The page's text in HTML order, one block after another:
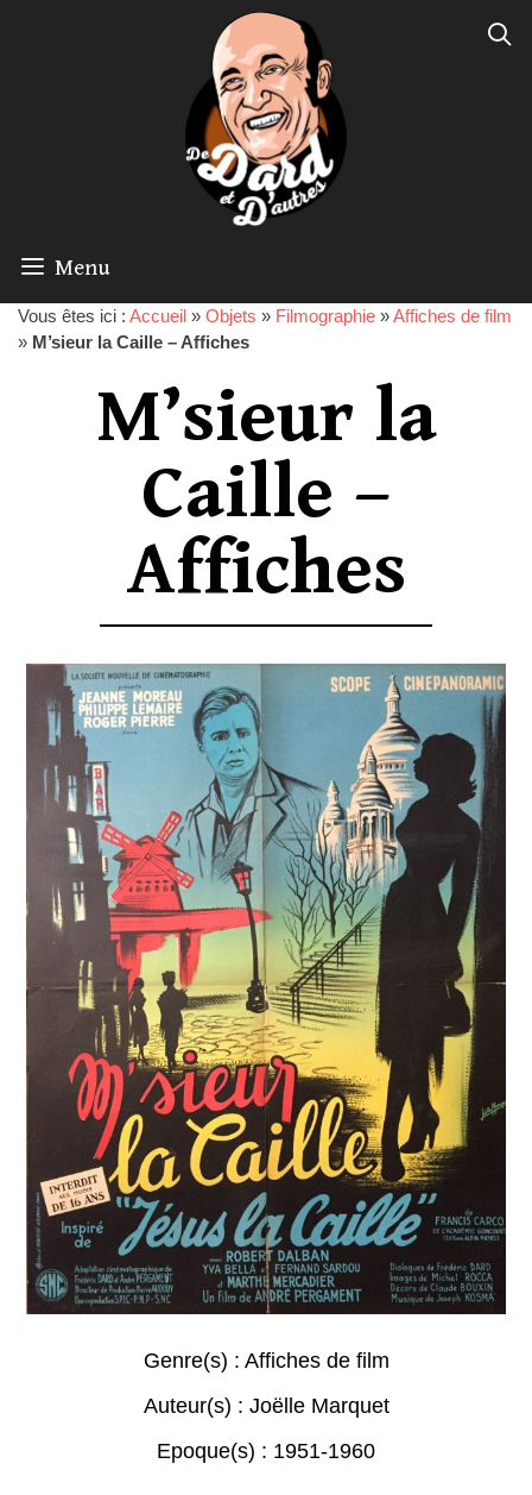
Menu
Vous êtes ici : Accueil » Objets » Filmographie »Affiches de film
» M’sieur la Caille – Affiches
M’sieur la
Caille –
Affiches
Genre(s) : Affiches de film
Auteur(s) : Joëlle Marquet
Epoque(s) : 1951-1960